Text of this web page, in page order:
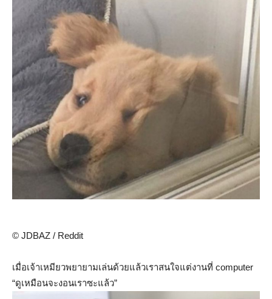
© JDBAZ / Reddit
เมื่อเจ้าเหมียวพยายามเล่นด้วยแล้วเราสนใจแต่งานที่ computer
“ดูเหมือนจะงอนเราซะแล้ว”